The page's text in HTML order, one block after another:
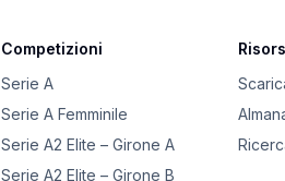
Competizioni
Serie A
Serie A Femminile
Serie A2 Elite – Girone A
Serie A2 Elite – Girone B